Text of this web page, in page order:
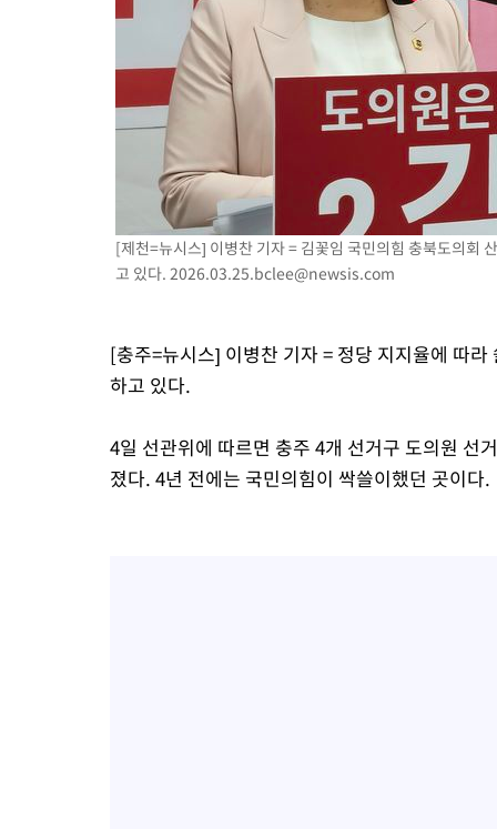
[속보]국힘 윤리위, '돌려차기 발언' 진종오·서범수 징계 절차
[속보] 7월 중국 수출 23.9%↑ 수입 27.5%↑…무역총액
[속보]'채상병 순직 책임' 임성근, 항소심도 징역 3년
[속보]종합특검, '관저이전 봐주기 감사' 유병호 구속기소
민주 콩고 에볼라환자 4천명 돌파, 4053명 발생 1850명 사망
[속보]'300억원대 사기 혐의' 차가원 대표 구속 송치
"미 전국적 살모네라 식중독 원인은 멕시코산 할라피뇨"-- CDC
[속보]경찰·노동부, HL만도 평택사업장 끼임 사망 관련 압수수
[제천=뉴시스] 이병찬 기자 = 김꽃임 국민의힘 충북도의회
고 있다. 2026.03.25.bclee@newsis.com
[충주=뉴시스] 이병찬 기자 = 정당 지지율에 따
하고 있다.
4일 선관위에 따르면 충주 4개 선거구 도의원 선
졌다. 4년 전에는 국민의힘이 싹쓸이했던 곳이다.